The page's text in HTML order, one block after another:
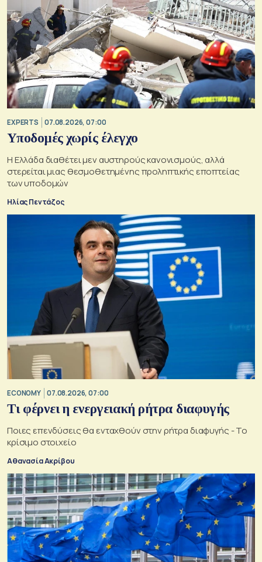
EXPERTS 07.08.2026, 07:00
Υποδομές χωρίς έλεγχο
Η Ελλάδα διαθέτει μεν αυστηρούς κανονισμούς, αλλά
στερείται μιας θεσμοθετημένης προληπτικής εποπτείας
των υποδομών
Ηλίας Πεντάζος
ECONOMY 07.08.2026, 07:00
Τι φέρνει η ενεργειακή ρήτρα διαφυγής
Ποιες επενδύσεις θα ενταχθούν στην ρήτρα διαφυγής - Το
κρίσιμο στοιχείο
Αθανασία Ακρίβου